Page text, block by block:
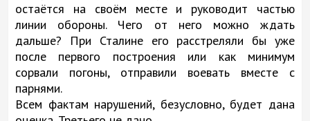
остаётся на своём месте и руководит частью
линии обороны. Чего от него можно ждать
дальше? При Сталине его расстреляли бы уже
после первого построения или как минимум
сорвали погоны, отправили воевать вместе с
парнями.
Всем фактам нарушений, безусловно, будет дана